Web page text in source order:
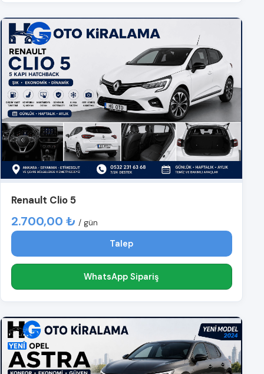
Renault Clio 5
2.700,00 ₺ / gün
Talep
WhatsApp Sipariş